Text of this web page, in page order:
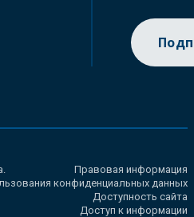
Правовая информация
конфиденциальных данных
Доступность сайта
Доступ к информации